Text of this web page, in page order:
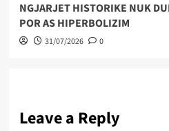
NGJARJET HISTORIKE NUK
POR AS HIPERBOLIZIM
31/07/2026 0
Leave a Reply